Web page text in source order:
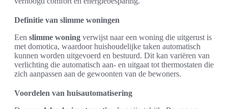
Definitie van slimme woningen
Een slimme woning verwijst naar een woning die uitgerust is
met domotica, waardoor huishoudelijke taken automatisch
kunnen worden uitgevoerd en bestuurd. Dit kan variëren van
verlichting die automatisch aan- en uitgaat tot thermostaten die
zich aanpassen aan de gewoonten van de bewoners.
Voordelen van huisautomatisering